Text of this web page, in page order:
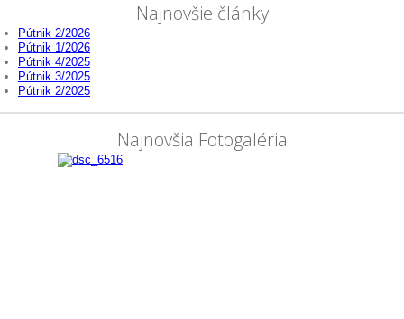
Najnovšie články
Pútnik 2/2026
Pútnik 1/2026
Pútnik 4/2025
Pútnik 3/2025
Pútnik 2/2025
Najnovšia Fotogaléria